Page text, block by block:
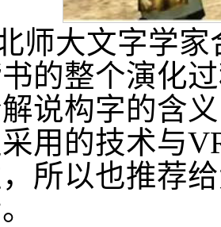
师大文字学
的整个演化
说构字的含
用的技术与
所以也推荐